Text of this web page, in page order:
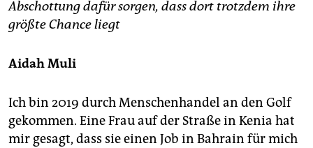
Abschottung dafür sorgen, dass dort trotzdem ihre
größte Chance liegt
Aidah Muli
Ich bin 2019 durch Menschenhandel an den Golf
gekommen. Eine Frau auf der Straße in Kenia hat
mir gesagt, dass sie einen Job in Bahrain für mich